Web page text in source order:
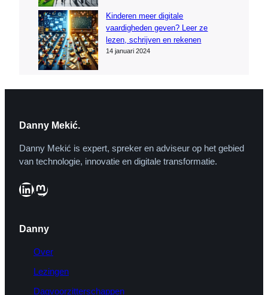
Kinderen meer digitale
vaardigheden geven? Leer ze
lezen, schrijven en rekenen
14 januari 2024
Danny Mekić.
Danny Mekić is expert, spreker en adviseur op het gebied
van technologie, innovatie en digitale transformatie.
LinkedIn Mastodon
Danny
Over
Lezingen
Dagvoorzitterschappen